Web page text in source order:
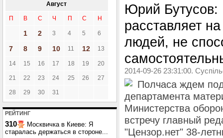
Август
П В С Ч П С Н
1 2 3 4 5 6
7 8 9 10 11 12 13
14 15 16 17 18 19 20
21 22 23 24 25 26 27
28 29 30 31
РЕЙТИНГ
310
Москвичка в Киеве: Я
старалась держаться в стороне...
Юрий
расставляет
людей, не
2014-09-26 23:31:00.
Полчаса ждем
департамента
Министерства
встречу главный
"Цензор.нет" 38-